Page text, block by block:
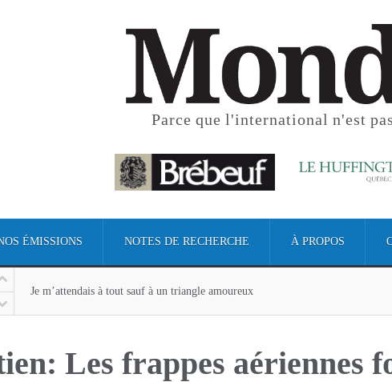
Parce que l'international n'est
ÉMISSIONS NOTES DE RECHERCHE À PROPOS
Je m’attendais à tout sauf à un triangle amoureux
Je m’attendais à tout sauf à un triangle amoureux
Les frappes aériennes